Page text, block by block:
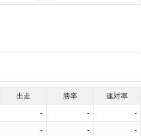
出走 勝率 連対率
- -
-
- -
-